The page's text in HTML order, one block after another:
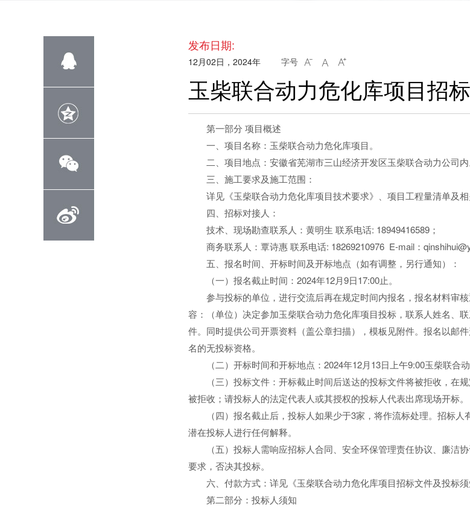
发布日期:
12月02日，2024年 字号   
玉柴联合动力危化库项目招
第一部分 项目概述
一、项目名称：玉柴联合动力危化库项目。
二、项目地点：安徽省芜湖市三山经济开发区玉柴联合动力公司内
三、施工要求及施工范围：
详见《玉柴联合动力危化库项目技术要求》、项目工程量清单及相
四、招标对接人：
技术、现场勘查联系人：黄明生 联系电话: 18949416589；
商务联系人：覃诗惠 联系电话: 18269210976 E-mail：
五、报名时间、开标时间及开标地点（如有调整，另行通知）：
（一）报名截止时间：2024年12月9日17:00止。
参与投标的单位，进行交流后再在规定时间内报名，报名材料审
容：（单位）决定参加玉柴联合动力危化库项目投标，联系人姓名、
件。同时提供公司开票资料（盖公章扫描），模板见附件。报名以邮
名的无投标资格。
（二）开标时间和开标地点：2024年12月13日上午9:00玉柴联合动
（三）投标文件：开标截止时间后送达的投标文件将被拒收，在
被拒收；请投标人的法定代表人或其授权的投标人代表出席现场开标。
（四）报名截止后，投标人如果少于3家，将作流标处理。招标人
潜在投标人进行任何解释。
（五）投标人需响应招标人合同、安全环保管理责任协议、廉洁
要求，否决其投标。
六、付款方式：详见《玉柴联合动力危化库项目招标文件及投标须
第二部分：投标人须知